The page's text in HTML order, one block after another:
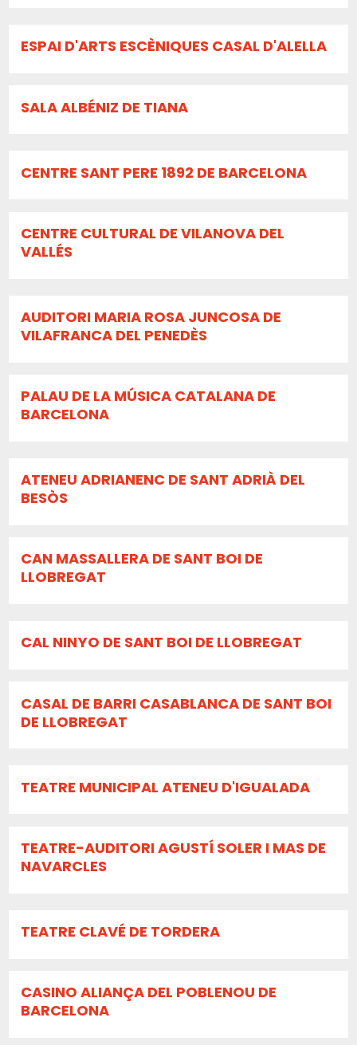
ESPAI D'ARTS ESCÈNIQUES CASAL D'ALELLA
SALA ALBÉNIZ DE TIANA
CENTRE SANT PERE 1892 DE BARCELONA
CENTRE CULTURAL DE VILANOVA DEL
VALLÉS
AUDITORI MARIA ROSA JUNCOSA DE
VILAFRANCA DEL PENEDÈS
PALAU DE LA MÚSICA CATALANA DE
BARCELONA
ATENEU ADRIANENC DE SANT ADRIÀ DEL
BESÒS
CAN MASSALLERA DE SANT BOI DE
LLOBREGAT
CAL NINYO DE SANT BOI DE LLOBREGAT
CASAL DE BARRI CASABLANCA DE SANT BOI
DE LLOBREGAT
TEATRE MUNICIPAL ATENEU D'IGUALADA
TEATRE-AUDITORI AGUSTÍ SOLER I MAS DE
NAVARCLES
TEATRE CLAVÉ DE TORDERA
CASINO ALIANÇA DEL POBLENOU DE
BARCELONA